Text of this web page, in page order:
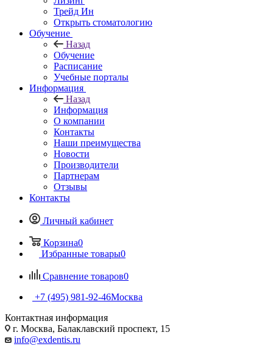
Трейд Ин
Открыть стоматологию
Обучение
Назад
Обучение
Расписание
Учебные порталы
Информация
Назад
Информация
О компании
Контакты
Наши преимущества
Новости
Производители
Партнерам
Отзывы
Контакты
Личный кабинет
Корзина0
Избранные товары0
Сравнение товаров0
+7 (495) 981-92-46Москва
Контактная информация
г. Москва, Балаклавский проспект, 15
info@exdentis.ru